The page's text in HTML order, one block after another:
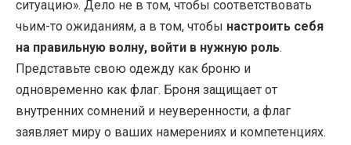
ситуацию». Дело не в том, чтобы соответствовать
чьим-то ожиданиям, а в том, чтобы настроить себя
на правильную волну, войти в нужную роль.
Представьте свою одежду как броню и
одновременно как флаг. Броня защищает от
внутренних сомнений и неуверенности, а флаг
заявляет миру о ваших намерениях и компетенциях.